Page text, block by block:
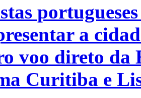
a
voo direto da
Curitiba e